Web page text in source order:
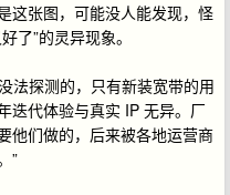
这张图，可能没人能发现，怪
了”的灵异现象。
法探测的，只有新装宽带的用
迭代体验与真实 IP 无异。厂
他们做的，后来被各地运营商
”